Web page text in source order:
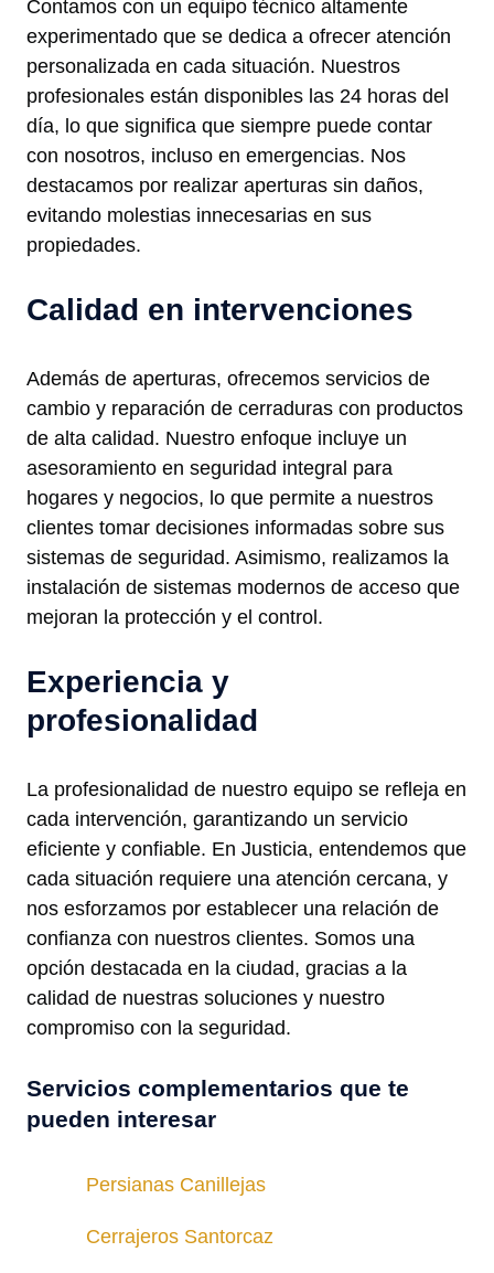
Contamos con un equipo técnico altamente
experimentado que se dedica a ofrecer atención
personalizada en cada situación. Nuestros
profesionales están disponibles las 24 horas del
día, lo que significa que siempre puede contar
con nosotros, incluso en emergencias. Nos
destacamos por realizar aperturas sin daños,
evitando molestias innecesarias en sus
propiedades.
Calidad en intervenciones
Además de aperturas, ofrecemos servicios de
cambio y reparación de cerraduras con productos
de alta calidad. Nuestro enfoque incluye un
asesoramiento en seguridad integral para
hogares y negocios, lo que permite a nuestros
clientes tomar decisiones informadas sobre sus
sistemas de seguridad. Asimismo, realizamos la
instalación de sistemas modernos de acceso que
mejoran la protección y el control.
Experiencia y
profesionalidad
La profesionalidad de nuestro equipo se refleja en
cada intervención, garantizando un servicio
eficiente y confiable. En Justicia, entendemos que
cada situación requiere una atención cercana, y
nos esforzamos por establecer una relación de
confianza con nuestros clientes. Somos una
opción destacada en la ciudad, gracias a la
calidad de nuestras soluciones y nuestro
compromiso con la seguridad.
Servicios complementarios que te
pueden interesar
Persianas Canillejas
Cerrajeros Santorcaz